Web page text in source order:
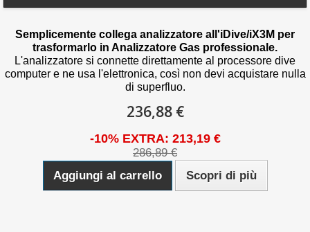
Semplicemente collega analizzatore all'iDive/iX3M per
trasformarlo in Analizzatore Gas professionale.
L'analizzatore si connette direttamente al processore dive
computer e ne usa l'elettronica, così non devi acquistare nulla
di superfluo.
236,88 €
-10% EXTRA: 213,19 €
286,89 €
Aggiungi al carrello
Scopri di più